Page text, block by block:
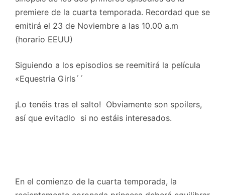
premiere de la cuarta temporada. Recordad que se
emitirá el 23 de Noviembre a las 10.00 a.m
(horario EEUU)
Siguiendo a los episodios se reemitirá la película
«Equestria Girls´´
¡Lo tenéis tras el salto! Obviamente son spoilers,
así que evitadlo si no estáis interesados.
En el comienzo de la cuarta temporada, la